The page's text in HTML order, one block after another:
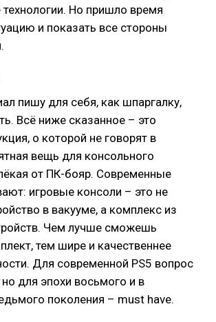
Но пришло время
и показать все стороны
пишу для себя, как шпаргалку,
Всё ниже сказанное – это
о которой не говорят в
вещь для консольного
от ПК-бояр. Современные
игровые консоли – это не
в вакууме, а комплекс из
Чем лучше сможешь
тем шире и качественнее
Для современной PS5 вопрос
для эпохи восьмого и в
поколения – must have.